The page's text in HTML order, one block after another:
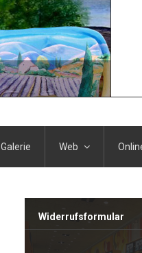
Galerie Web
Widerrufsformular